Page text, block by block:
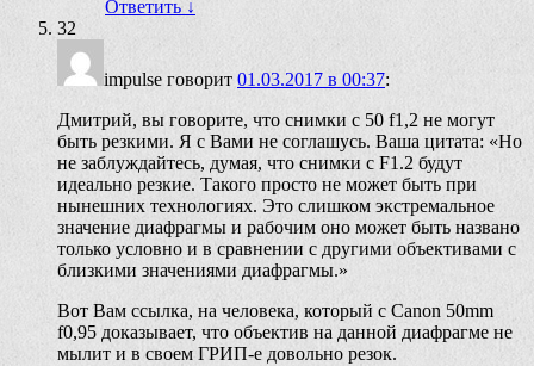
Ответить ↓
32
impulse говорит 01.03.2017 в 00:37:
Дмитрий, вы говорите, что снимки с 50 f1,2 не могут
быть резкими. Я с Вами не соглашусь. Ваша цитата: «Но
не заблуждайтесь, думая, что снимки с F1.2 будут
идеально резкие. Такого просто не может быть при
нынешних технологиях. Это слишком экстремальное
значение диафрагмы и рабочим оно может быть названо
только условно и в сравнении с другими объективами с
близкими значениями диафрагмы.»
Вот Вам ссылка, на человека, который с Canon 50mm
f0,95 доказывает, что объектив на данной диафрагме не
мылит и в своем ГРИП-е довольно резок.